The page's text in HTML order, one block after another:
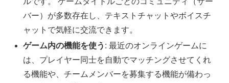
バー）が多数存在し、テキストチャットやボイスチ
ャットで気軽に交流できます。
ゲーム内の機能を使う : 最近のオンラインゲームに
は、プレイヤー同士を自動でマッチングさせてくれ
る機能や、チームメンバーを募集する機能が備わっ